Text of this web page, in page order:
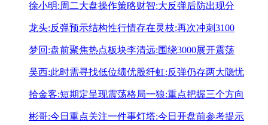
徐小明:周二大盘操作策略财智:大反弹后防出现分
龙头:反弹预示结构性行情存在灵枝:再次冲刺3100
梦回:盘前聚焦热点板块李清远:围绕3000展开震荡
吴西:此时需寻找低位绩优股纤虹:反弹仍存两大隐忧
拾金客:短期定呈现震荡格局一狼:重点把握三个方向
彬哥:今日重点关注一件事灯塔:今日开盘前参考提示